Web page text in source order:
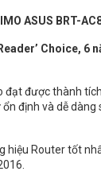
ASUS BRT-
Choice, 6
đạt được thành
định và dễ dàng
hiệu Router tốt